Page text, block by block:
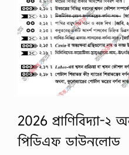
2026 প্রাণিবিদ্যা-২
পিডিএফ ডাউনলোড